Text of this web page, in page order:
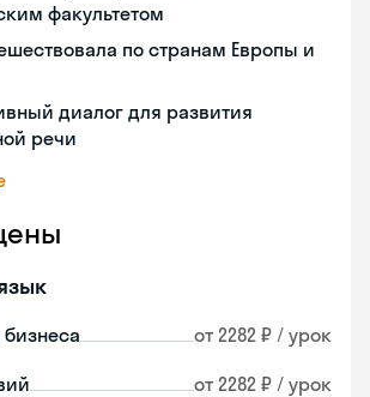
факультетом
по странам Европы и
диалог для развития
речи
от 2282 ₽ / урок
от 2282 ₽ / урок